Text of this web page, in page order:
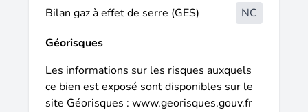
Bilan gaz à effet de serre (GES)
NC
Géorisques
Les informations sur les risques auxquels
ce bien est exposé sont disponibles sur le
site Géorisques : www.georisques.gouv.fr